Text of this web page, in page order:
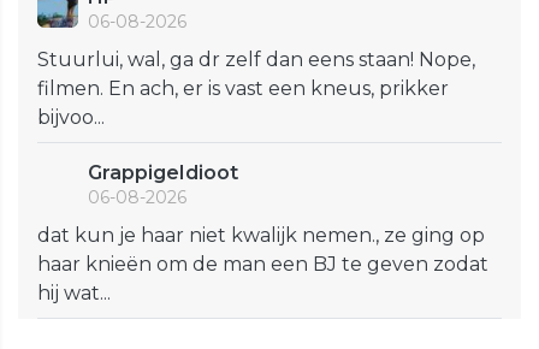
06-08-2026
Stuurlui, wal, ga dr zelf dan eens staan! Nope,
filmen. En ach, er is vast een kneus, prikker
bijvoo...
GrappigeIdioot
06-08-2026
dat kun je haar niet kwalijk nemen., ze ging op
haar knieën om de man een BJ te geven zodat
hij wat...